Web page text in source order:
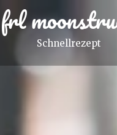
frl
Schnellrezept